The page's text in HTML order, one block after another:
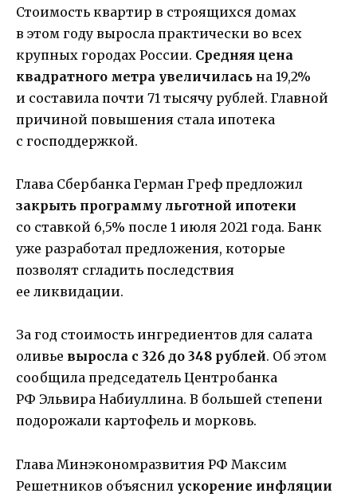
Стоимость квартир в строящихся домах
в этом году выросла практически во всех
крупных городах России. Средняя цена
квадратного метра увеличилась на 19,2%
и составила почти 71 тысячу рублей. Главной
причиной повышения стала ипотека
с господдержкой.
Глава Сбербанка Герман Греф предложил
закрыть программу льготной ипотеки
со ставкой 6,5% после 1 июля 2021 года. Банк
уже разработал предложения, которые
позволят сгладить последствия
ее ликвидации.
За год стоимость ингредиентов для салата
оливье выросла с 326 до 348 рублей. Об этом
сообщила председатель Центробанка
РФ Эльвира Набиуллина. В большей степени
подорожали картофель и морковь.
Глава Минэкономразвития РФ Максим
Решетников объяснил ускорение инфляции